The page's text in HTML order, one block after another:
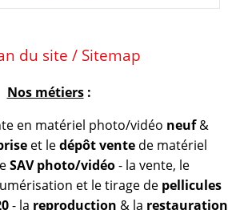
du site / Sitemap
Nos métiers:
en matériel photo/vidéo neuf&
et ledépôt vente de matériel
SAV photo/vidéo- la vente, le
et le tirage de pellicules
- la reproduction & la restauration